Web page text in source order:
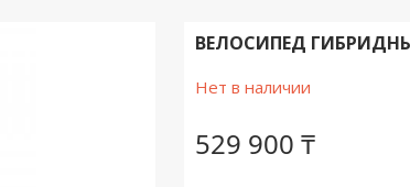
ВЕЛОСИПЕД ГИБРИДНЫЙ
Нет в наличии
529 900 ₸